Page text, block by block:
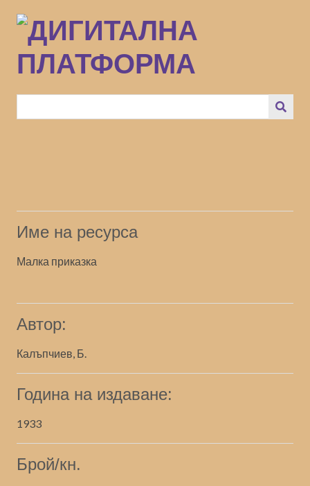
към
основното
съдържание
Име на ресурса
Малка приказка
Автор:
Калъпчиев, Б.
Година на издаване:
1933
Брой/кн.